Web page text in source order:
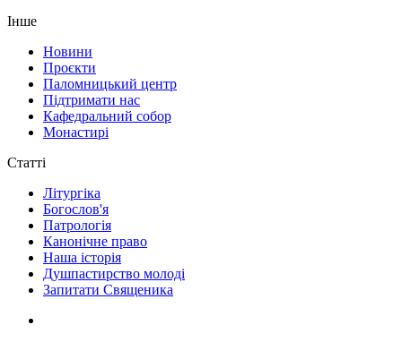
Інше
Новини
Проєкти
Паломницький центр
Підтримати нас
Кафедральний собор
Монастирі
Статті
Літургіка
Богослов'я
Патрологія
Канонічне право
Наша історія
Душпастирство молоді
Запитати Священика